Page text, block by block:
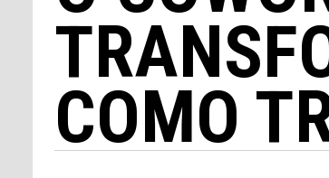
COMO
PROCURA UM
EVENTOS?